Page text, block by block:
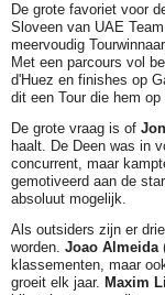
De grote favoriet voor
Sloveen van UAE
meervoudig
Met een parcours vol
d'Huez en finishes op
dit een Tour die hem
De grote vraag is of
haalt. De Deen was in
concurrent, maar
gemotiveerd aan de
absoluut mogelijk.
Als outsiders zijn er
worden. Joao Almeida
klassementen, maar
groeit elk jaar. Maxim